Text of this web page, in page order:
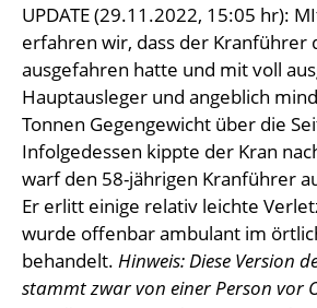
UPDATE (29.11.2022, 15:05 hr):
erfahren wir, dass der Kranführer
ausgefahren hatte und mit voll
Hauptausleger und angeblich
Tonnen Gegengewicht über die
Infolgedessen kippte der Kran
warf den 58-jährigen Kranführer
Er erlitt einige relativ leichte
wurde offenbar ambulant im
behandelt. Hinweis: Diese Version
stammt zwar von einer Person vor